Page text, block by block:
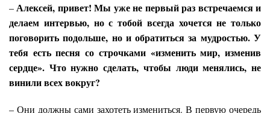
– Алексей, привет! Мы уже не первый раз встречаемся и
делаем интервью, но с тобой всегда хочется не только
поговорить подольше, но и обратиться за мудростью. У
тебя есть песня со строчками «изменить мир, изменив
сердце». Что нужно сделать, чтобы люди менялись, не
винили всех вокруг?
– Они должны сами захотеть измениться. В первую очередь